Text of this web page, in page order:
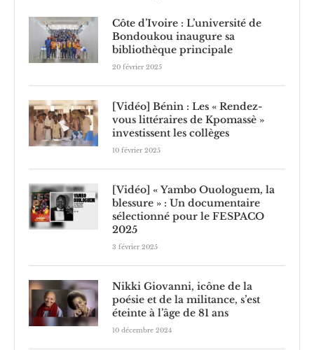
Côte d’Ivoire : L’université de
Bondoukou inaugure sa
bibliothèque principale
20 février 2025
[Vidéo] Bénin : Les « Rendez-
vous littéraires de Kpomassè »
investissent les collèges
10 février 2025
[Vidéo] « Yambo Ouologuem, la
blessure » : Un documentaire
sélectionné pour le FESPACO
2025
3 février 2025
Nikki Giovanni, icône de la
poésie et de la militance, s’est
éteinte à l’âge de 81 ans
10 décembre 2024